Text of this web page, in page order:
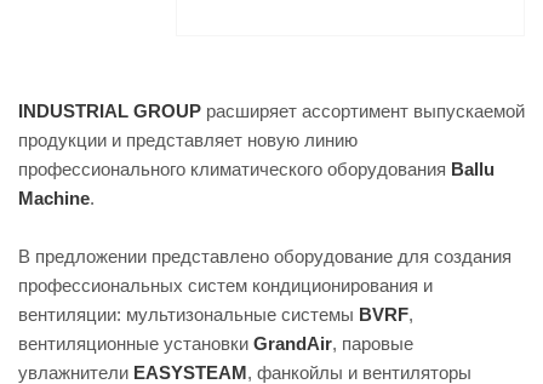
INDUSTRIAL GROUP расширяет ассортимент выпускаемой
продукции и представляет новую линию
профессионального климатического оборудования Ballu
Machine.
В предложении представлено оборудование для создания
профессиональных систем кондиционирования и
вентиляции: мультизональные системы BVRF,
вентиляционные установки GrandAir, паровые
увлажнители EASYSTEAM, фанкойлы и вентиляторы